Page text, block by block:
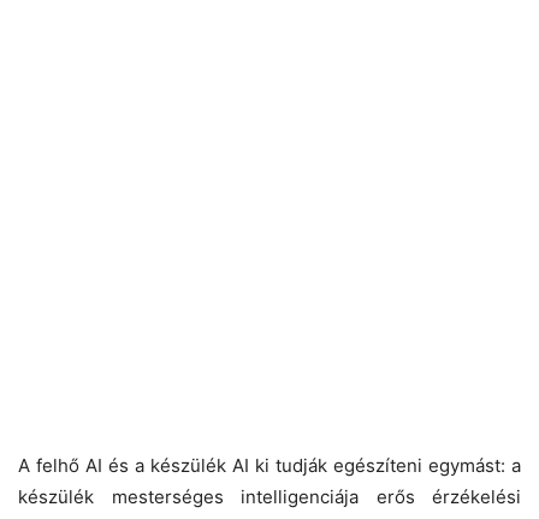
A felhő AI és a készülék AI ki tudják egészíteni egymást: a
készülék mesterséges intelligenciája erős érzékelési